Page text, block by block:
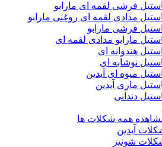
فرشی لقمه ای مارابو
مدادی لقمه ای روغنی مارابو
فرشی مارابو
مارابو مدادی لقمه ای
هندوانه ای
نوشابه ای
میوه ای آیدین
ماری آیدین
دندانی
همه شکلات ها
آیدین
شونیز